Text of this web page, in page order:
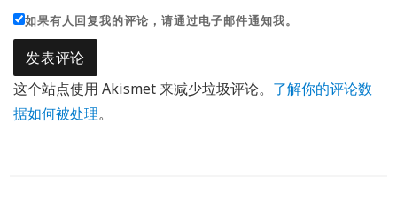
如果有人回复我的评论，请通过电子邮件通知我。
这个站点使用 Akismet 来减少垃圾评论。 了解你的评论数
据如何被处理。